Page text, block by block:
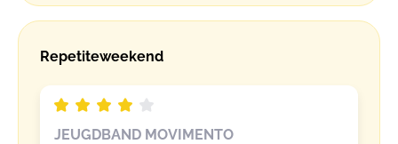
Repetiteweekend
JEUGDBAND MOVIMENTO